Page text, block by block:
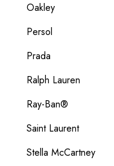
Oakley
Persol
Prada
Ralph Lauren
Ray-Ban®
Saint Laurent
Stella McCartney